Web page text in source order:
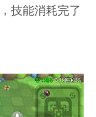
技能消耗完了